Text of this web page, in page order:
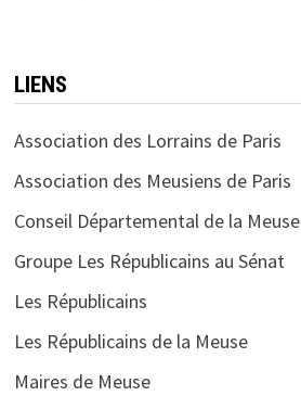
LIENS
Association des Lorrains de Paris
Association des Meusiens de Paris
Conseil Départemental de la Meuse
Groupe Les Républicains au Sénat
Les Républicains
Les Républicains de la Meuse
Maires de Meuse